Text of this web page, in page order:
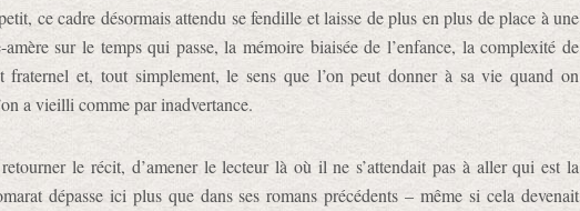
ce cadre désormais attendu se fendille et laisse de plus en plus de place à une
sur le temps qui passe, la mémoire biaisée de l’enfance, la complexité de
fraternel et, tout simplement, le sens que l’on peut donner à sa vie quand on
a vieilli comme par inadvertance.
le récit, d’amener le lecteur là où il ne s’attendait pas à aller qui est la
dépasse ici plus que dans ses romans précédents – même si cela devenait